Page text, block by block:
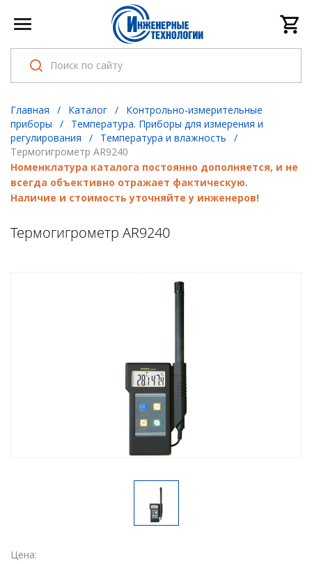
Главная / Каталог /
Контрольно-измерительные
приборы
/
Температура. Приборы для измерения и
регулирования
/ Температура и влажность
/
Термогигрометр AR9240
Номенклатура каталога постоянно дополняется, и не
всегда объективно отражает фактическую.
Наличие и стоимость уточняйте у инженеров!
Термогигрометр AR9240
Цена: